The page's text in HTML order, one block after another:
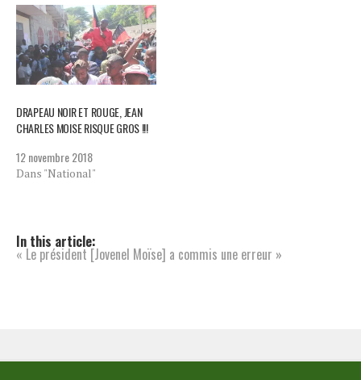
DRAPEAU NOIR ET ROUGE, JEAN
CHARLES MOISE RISQUE GROS !!!
12 novembre 2018
Dans "National"
In this article:
« Le président [Jovenel Moïse] a commis une erreur »